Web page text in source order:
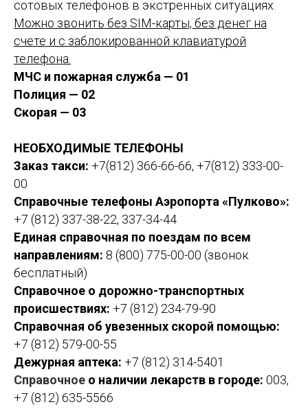
сотовых телефонов в экстренных ситуациях.
Можно звонить без SIM-карты, без денег на
счете и с заблокированной клавиатурой
телефона.
МЧС и пожарная служба — 01
Полиция — 02
Скорая — 03
НЕОБХОДИМЫЕ ТЕЛЕФОНЫ
Заказ такси: +7(812) 366-66-66, +7(812) 333-00-
00
Справочные телефоны Аэропорта «Пулково»:
+7 (812) 337-38-22, 337-34-44
Единая справочная по поездам по всем
направлениям: 8 (800) 775-00-00 (звонок
бесплатный)
Справочное о дорожно-транспортных
происшествиях: +7 (812) 234-79-90
Справочная об увезенных скорой помощью:
+7 (812) 579-00-55
Дежурная аптека: +7 (812) 314-5401
Справочное о наличии лекарств в городе: 003,
+7 (812) 635-5566